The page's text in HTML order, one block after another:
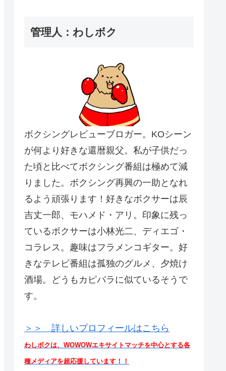
管理人：わしボク
ボクシングレビューブロガー。KOシーン
が何より好きな還暦親父。私が子供だっ
た頃と比べてボクシング番組は極めて減
りました。ボクシング再興の一助となれ
るよう頑張ります！好きなボクサーは辰
吉丈一郎、モハメド・アリ。印象に残っ
ているボクサーは小林光二、ディエゴ・
コラレス。趣味はフラメンコギター。好
きなテレビ番組は孤独のグルメ、夕焼け
酒場。どうもカピバラに似ているそうで
す。
＞＞ 詳しいプロフィールはこちら
わしボクは、WOWOWエキサイトマッチを中心とする各
種メディアを超応援しています！！